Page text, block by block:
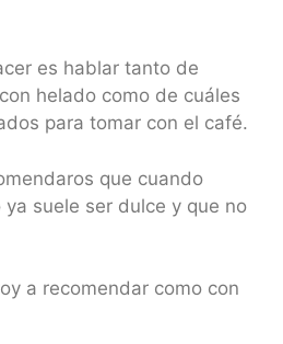
es hablar tanto de
helado como de cuáles
para tomar con el café.
que cuando
suele ser dulce y que no
a recomendar como con